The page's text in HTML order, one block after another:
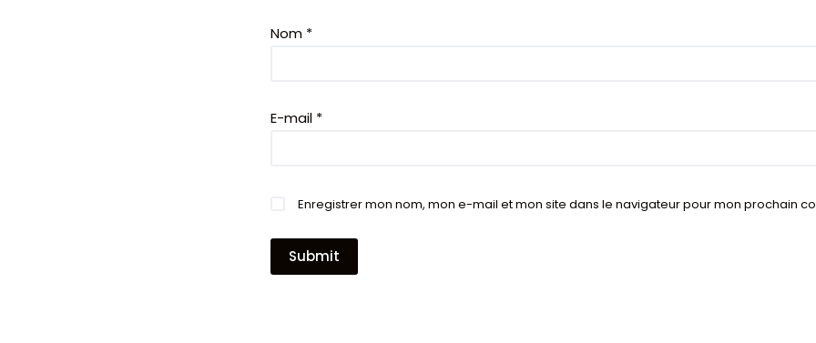
Nom *
E-mail *
Enregistrer mon nom, mon e-mail et mon site dans le navigateur pour mon prochain
Submit